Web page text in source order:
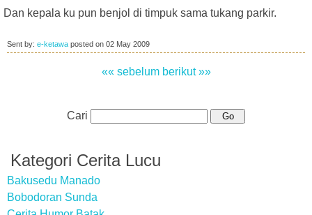
Dan kepala ku pun benjol di timpuk sama tukang parkir.
Sent by: e-ketawa posted on 02 May 2009
«« sebelum berikut »»
Cari
Kategori Cerita Lucu
Bakusedu Manado
Bobodoran Sunda